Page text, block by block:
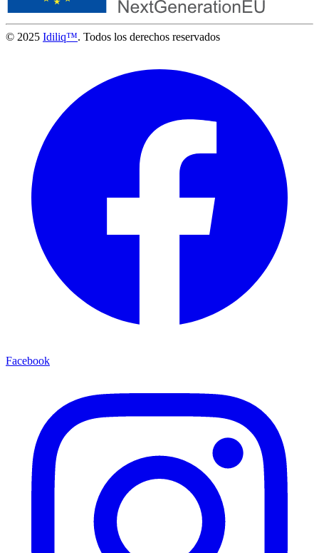
© 2025 Idiliq™. Todos los derechos reservados
Facebook